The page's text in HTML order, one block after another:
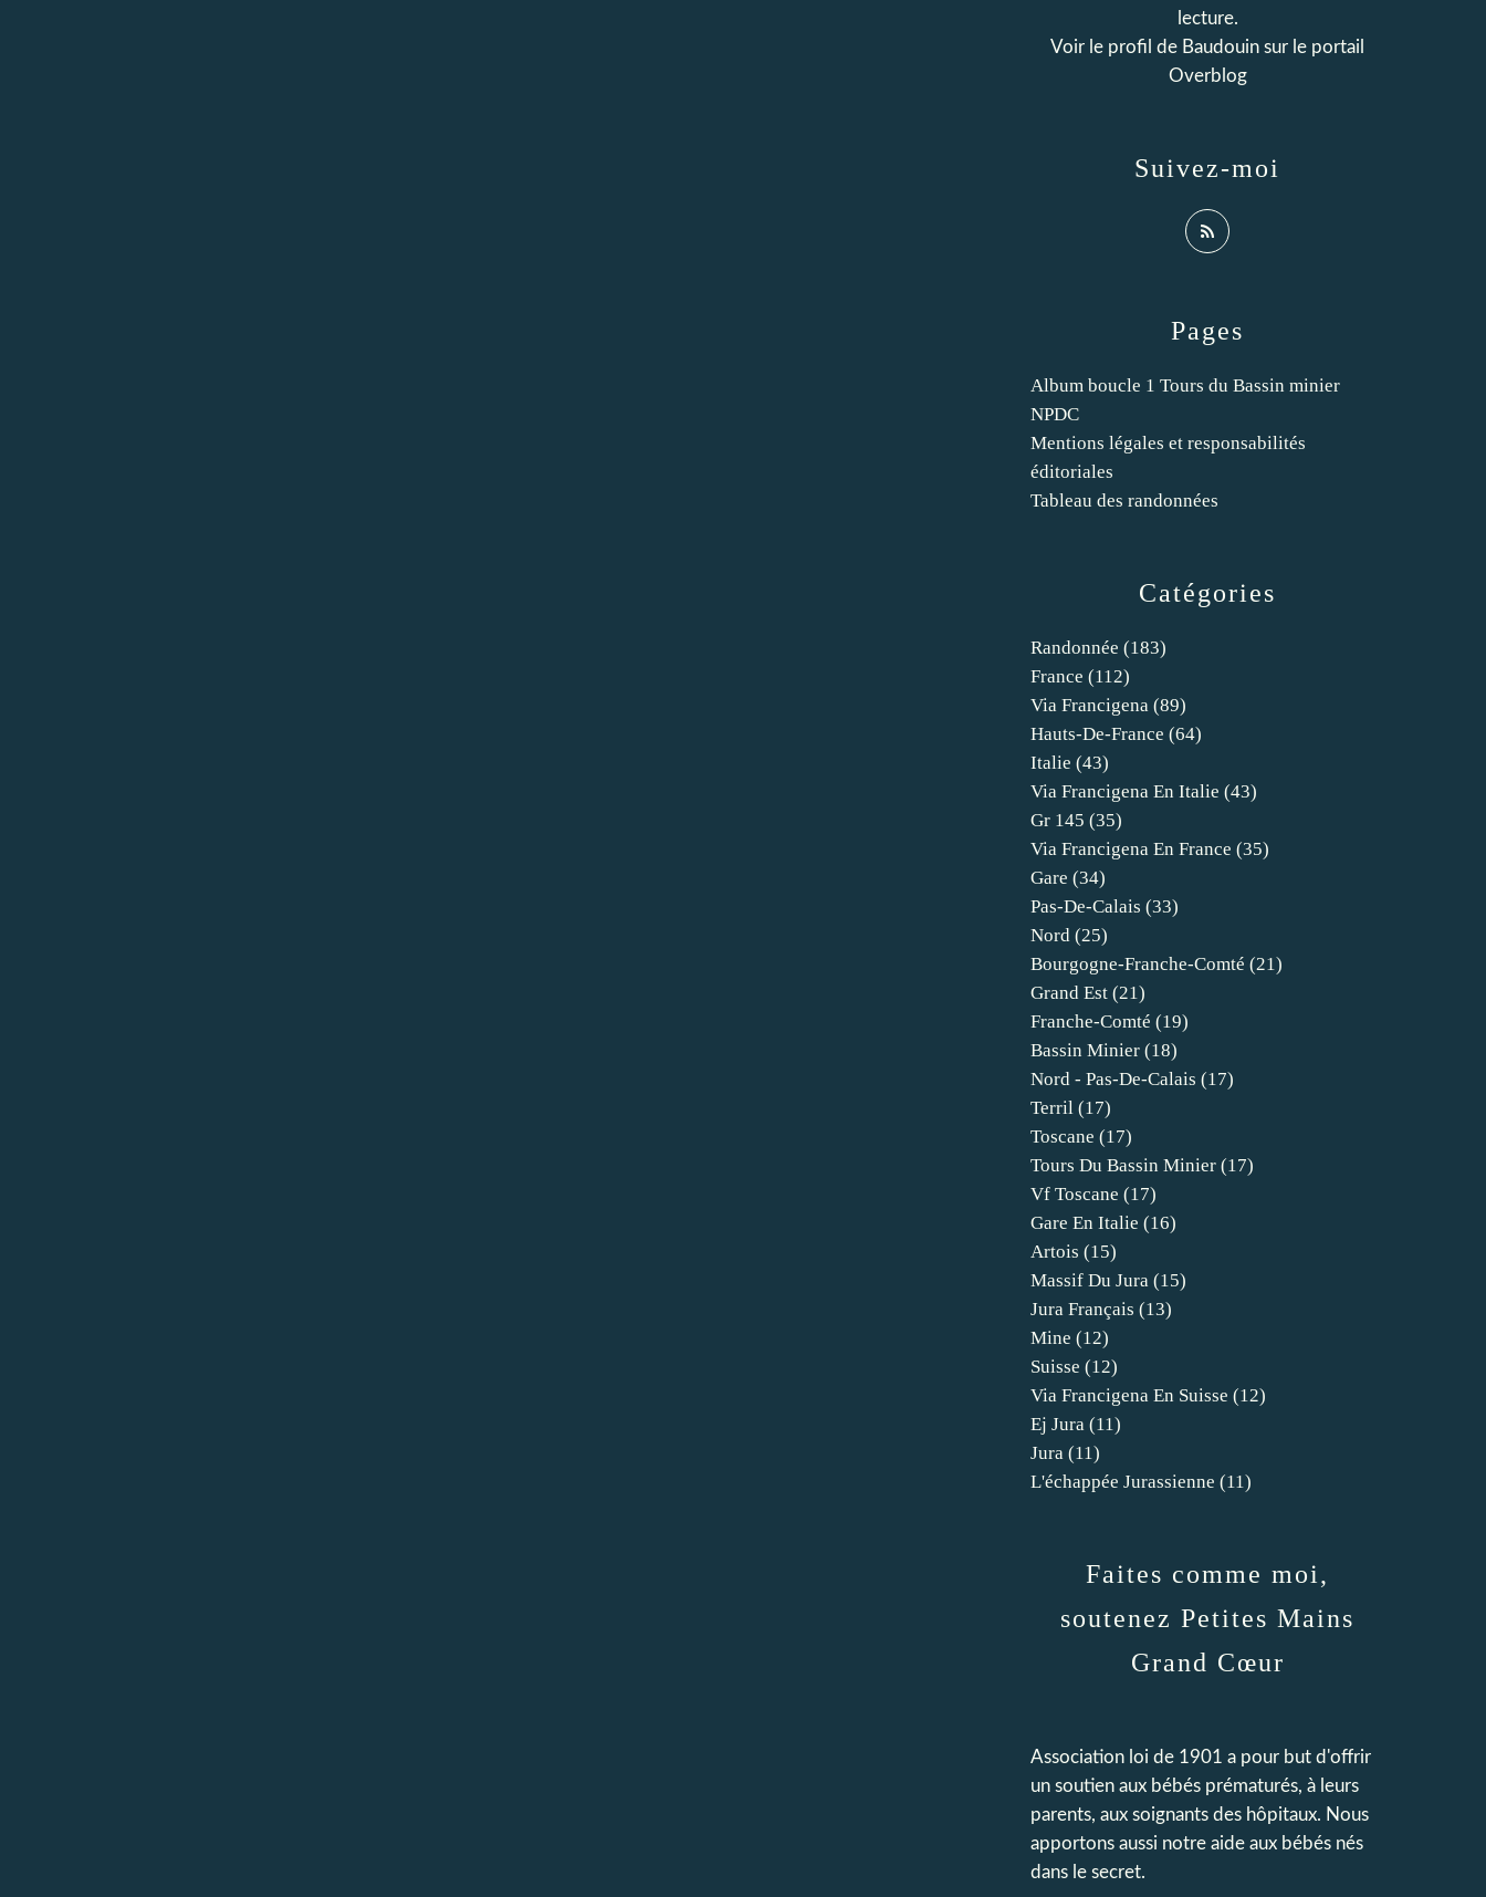
Catégories
Randonnée (183)
France (112)
Via Francigena (89)
Hauts-De-France (64)
Italie (43)
Via Francigena En Italie (43)
Gr 145 (35)
Via Francigena En France (35)
Gare (34)
Pas-De-Calais (33)
Nord (25)
Bourgogne-Franche-Comté (21)
Grand Est (21)
Franche-Comté (19)
Bassin Minier (18)
Nord - Pas-De-Calais (17)
Terril (17)
Toscane (17)
Tours Du Bassin Minier (17)
Vf Toscane (17)
Gare En Italie (16)
Artois (15)
Massif Du Jura (15)
Jura Français (13)
Mine (12)
Suisse (12)
Via Francigena En Suisse (12)
Ej Jura (11)
Jura (11)
L'échappée Jurassienne (11)
Pages
Album boucle 1 Tours du Bassin minier
NPDC
Mentions légales et responsabilités
éditoriales
Tableau des randonnées
Suivez-moi
lecture.
Voir le profil de Baudouin sur le portail
Overblog
Faites comme moi,
soutenez Petites Mains
Grand Cœur
Association loi de 1901 a pour but d'offrir
un soutien aux bébés prématurés, à leurs
parents, aux soignants des hôpitaux. Nous
apportons aussi notre aide aux bébés nés
dans le secret.